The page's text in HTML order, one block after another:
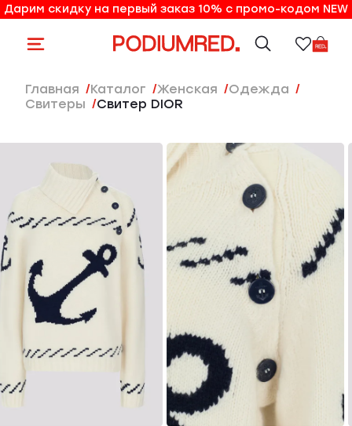
10% на первый заказ по промо-коду NEW
Дарим скидку на первый заказ 10% с промо-кодом NEW
Главная Каталог женская
Одежда
Свитеры
Свитер DIOR